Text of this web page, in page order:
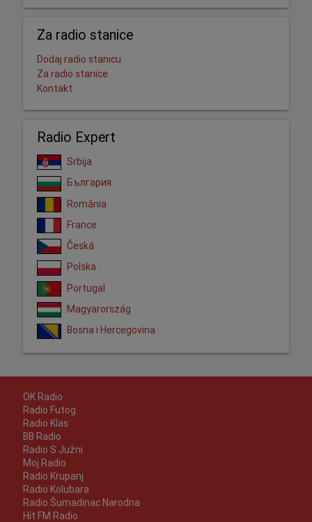
Za radio stanice
Dodaj radio stanicu
Za radio stanice
Kontakt
Radio Expert
Srbija
България
România
France
Česká
Polska
Portugal
Magyarország
Bosna i Hercegovina
OK Radio
Radio Futog
Radio Klas
BB Radio
Radio S Južni
Moj Radio
Radio Krupanj
Radio Kolubara
Radio Šumadinac Narodna
Hit FM Radio